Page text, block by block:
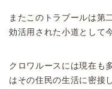
またこのトラブールは第
効活用された小道として
クロワルースには現在も
はその住民の生活に密接